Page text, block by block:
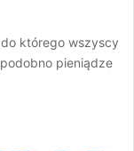
którego wszyscy
pieniądze